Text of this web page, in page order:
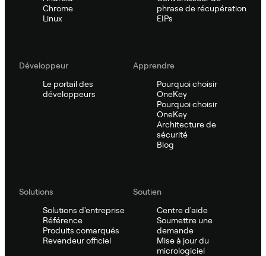
Chrome
Linux
phrase de récupération
EIPs
Développeur
Le portail des
développeurs
Apprendre
Pourquoi choisir
OneKey
Pourquoi choisir
OneKey
Architecture de
sécurité
Blog
Solutions
Solutions d'entreprise
Référence
Produits comarqués
Revendeur officiel
Soutien
Centre d'aide
Soumettre une
demande
Mise à jour du
micrologiciel